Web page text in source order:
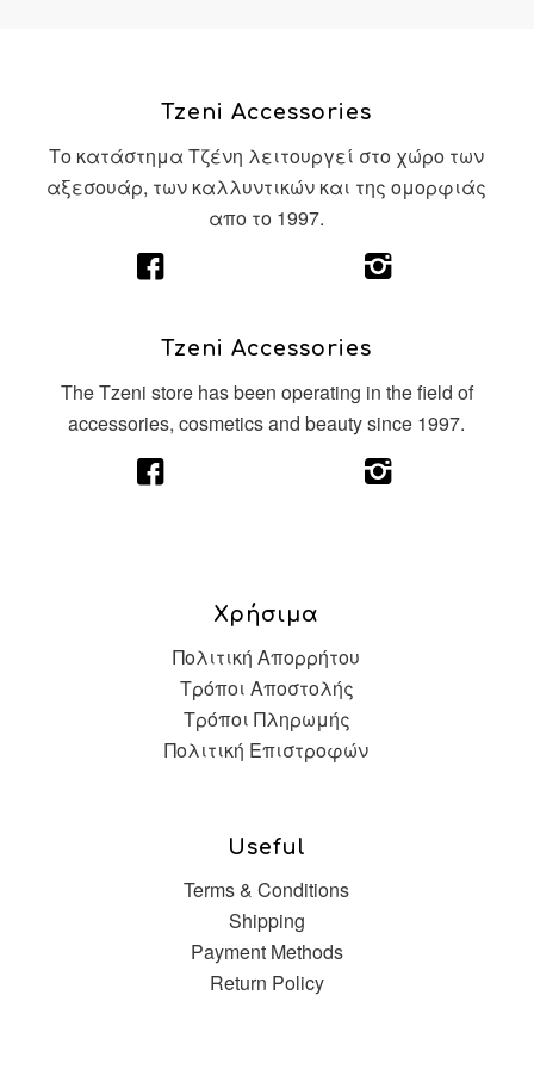
Tzeni Accessories
Το κατάστημα Τζένη λειτουργεί στο χώρο των
αξεσουάρ, των καλλυντικών και της ομορφιάς
απο το 1997.
Tzeni Accessories
The Tzeni store has been operating in the field of
accessories, cosmetics and beauty since 1997.
Χρήσιμα
Πολιτική Απορρήτου
Τρόποι Αποστολής
Τρόποι Πληρωμής
Πολιτική Επιστροφών
Useful
Terms & Conditions
Shipping
Payment Methods
Return Policy